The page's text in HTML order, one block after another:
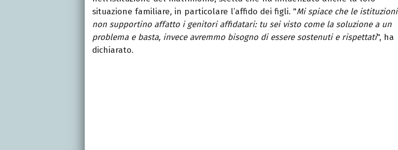
situazione familiare, in particolare l’affido dei figli. "Mi spiace che le istituzioni
non supportino affatto i genitori affidatari: tu sei visto come la soluzione a un
problema e basta, invece avremmo bisogno di essere sostenuti e rispettati", ha
dichiarato.